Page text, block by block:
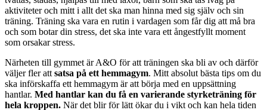
aktiviteter och mitt i allt det ska man hinna med sig själv och sin
träning. Träning ska vara en rutin i vardagen som får dig att må bra
och som botar din stress, det ska inte vara ett ångestfyllt moment
som orsakar stress.
Närheten till gymmet är A&O för att träningen ska bli av och därför
väljer fler attsatsa på ett hemmagym. Mitt absolut bästa tips om du
ska införskaffa ett hemmagym är att börja med en uppsättning
hantlar. Med hantlar kan du få en varierande styrketräning för
hela kroppen. När det blir för lätt ökar du i vikt och kan hela tiden